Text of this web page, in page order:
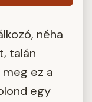
néha
talán
ez a
egy